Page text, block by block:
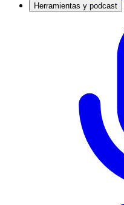
Herramientas y podcast